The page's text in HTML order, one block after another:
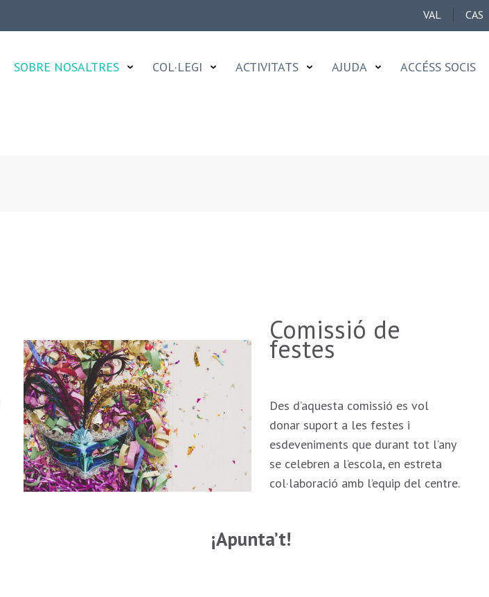
SOBRE NOSALTRES COL·LEGI ACTIVITATS AJUDA ACCÉSS SOCIS
Comissió de
festes
Des d’aquesta comissió es vol
donar suport a les festes i
esdeveniments que durant tot l’any
se celebren a l’escola, en estreta
col·laboració amb l’equip del centre.
¡Apunta’t!
VAL CAS